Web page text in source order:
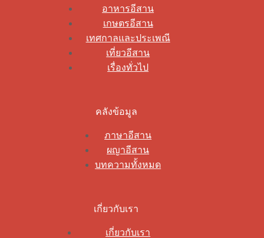
อาหารอีสาน
เกษตรอีสาน
เทศกาลและประเพณี
เที่ยวอีสาน
เรื่องทั่วไป
คลังข้อมูล
ภาษาอีสาน
ผญาอีสาน
บทความทั้งหมด
เกี่ยวกับเรา
เกี่ยวกับเรา